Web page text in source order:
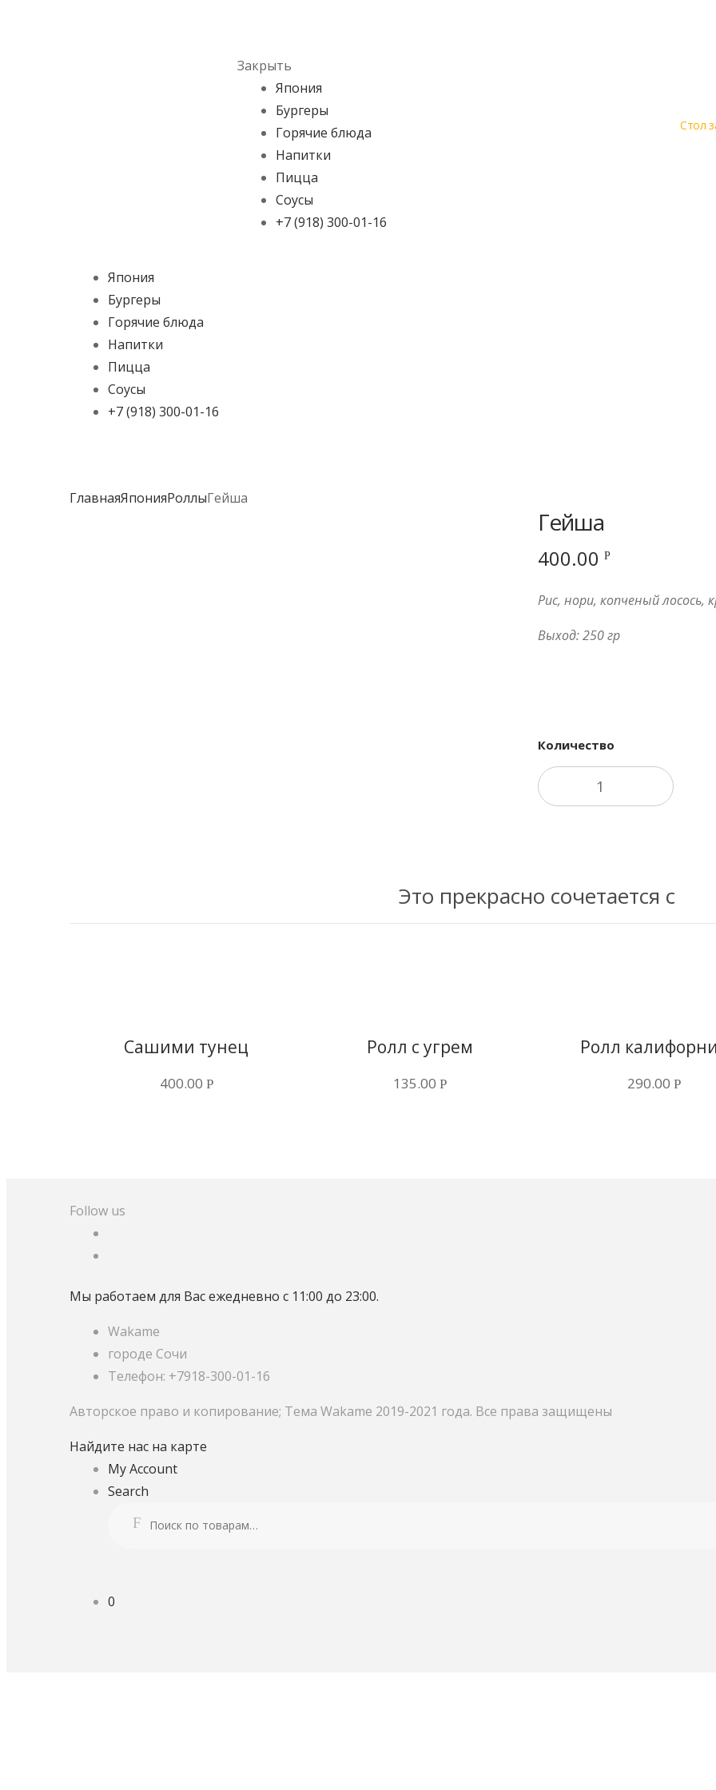
Закрыть
Япония
Бургеры
Горячие блюда
Напитки
Пицца
Соусы
+7 (918) 300-01-16
Стол
Япония
Бургеры
Горячие блюда
Напитки
Пицца
Соусы
+7 (918) 300-01-16
ГлавнаяЯпонияРоллыГейша
Гейша
400.00 Р
Рис, нори, копченый лосось,
Выход: 250 гр
Количество
Это прекрасно сочетается с
Сашими тунец
400.00 Р
Ролл с угрем
135.00Р
Ролл
290.00 Р
Follow us
Мы работаем для Вас ежедневно с 11:00 до 23:00.
Wakame
городе Сочи
Телефон: +7918-300-01-16
Авторское право и копирование; Тема Wakame 2019-2021 года. Все права защищены
Найдите нас на карте
My Account
Search
Поиск
0